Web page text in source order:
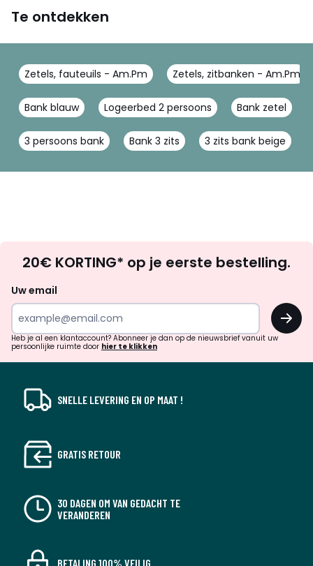
Te ontdekken
Zetels, fauteuils - Am.Pm Zetels, zitbanken - Am.Pm
Bank blauw Logeerbed 2 persoons Bank zetel
3 persoons bank Bank 3 zits 3 zits bank beige
zoek
inspiratie
verrassingen?
20€ KORTING* op je eerste bestelling.
Uw email
OK
Heb je al een klantaccount? Abonneer je dan op de nieuwsbrief vanuit uw
persoonlijke ruimte door hier te klikken
SNELLE LEVERING EN OP MAAT !
GRATIS RETOUR
30 DAGEN OM VAN GEDACHT TE
VERANDEREN
BETALING 100% VEILIG